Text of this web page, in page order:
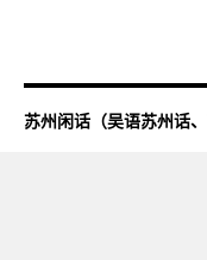
苏州闲话（吴语苏州话